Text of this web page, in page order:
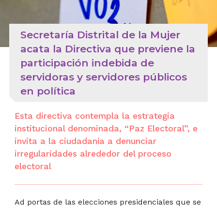
Secretaría Distrital de la Mujer
acata la Directiva que previene la
participación indebida de
servidoras y servidores públicos
en política
Esta directiva contempla la estrategia
institucional denominada, “Paz Electoral”, e
invita a la ciudadanía a denunciar
irregularidades alrededor del proceso
electoral
Ad portas de las elecciones presidenciales que se